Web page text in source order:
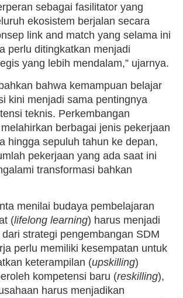
sebagai fasilitator yang
ekosistem berjalan secara
link and match yang selama ini
perlu ditingkatkan menjadi
yang lebih mendalam,” ujarnya.
bahwa kemampuan belajar
kini menjadi sama pentingnya
teknis. Perkembangan
berbagai jenis pekerjaan
hingga sepuluh tahun ke depan,
pekerjaan yang ada saat ini
transformasi bahkan
menilai budaya pembelajaran
(lifelong learning) harus menjadi
strategi pengembangan SDM
perlu memiliki kesempatan untuk
keterampilan (upskilling)
kompetensi baru (reskilling),
harus menjadikan